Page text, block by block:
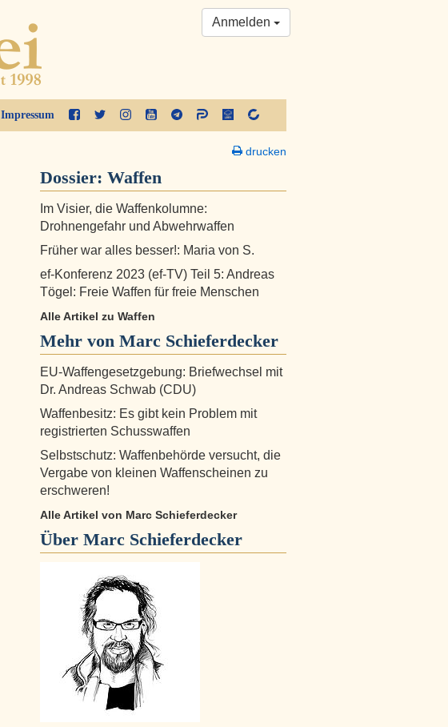
Impressum
Anmelden
drucken
Dossier: Waffen
Im Visier, die Waffenkolumne:
Drohnengefahr und Abwehrwaffen
Früher war alles besser!: Maria von S.
ef-Konferenz 2023 (ef-TV) Teil 5: Andreas
Tögel: Freie Waffen für freie Menschen
Alle Artikel zu Waffen
Mehr von Marc Schieferdecker
EU-Waffengesetzgebung: Briefwechsel mit
Dr. Andreas Schwab (CDU)
Waffenbesitz: Es gibt kein Problem mit
registrierten Schusswaffen
Selbstschutz: Waffenbehörde versucht, die
Vergabe von kleinen Waffenscheinen zu
erschweren!
Alle Artikel von Marc Schieferdecker
Über Marc Schieferdecker